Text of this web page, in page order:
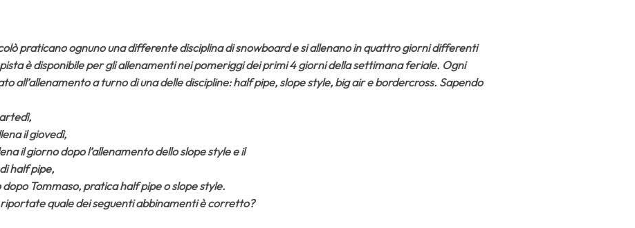
praticano ognuno una differente disciplina di snowboard e si allenano in quattro giorni differenti
è disponibile per gli allenamenti nei pomeriggi dei primi 4 giorni della settimana feriale. Ogni
all’allenamento a turno di una delle discipline: half pipe, slope style, big air e bordercross. Sapendo
il giovedì,
il giorno dopo l’allenamento dello slope style e il
half pipe,
dopo Tommaso, pratica half pipe o slope style.
quale dei seguenti abbinamenti è corretto?